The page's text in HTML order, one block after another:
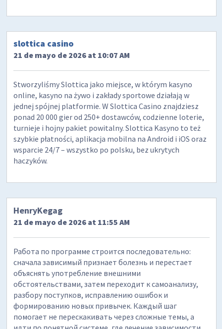
slottica casino
21 de mayo de 2026 at 10:07 AM
Stworzyliśmy Slottica jako miejsce, w którym kasyno
online, kasyno na żywo i zakłady sportowe działają w
jednej spójnej platformie. W Slottica Casino znajdziesz
ponad 20 000 gier od 250+ dostawców, codzienne loterie,
turnieje i hojny pakiet powitalny. Slottica Kasyno to też
szybkie płatności, aplikacja mobilna na Android i iOS oraz
wsparcie 24/7 – wszystko po polsku, bez ukrytych
haczyków.
HenryKegag
21 de mayo de 2026 at 11:55 AM
Работа по программе строится последовательно:
сначала зависимый признает болезнь и перестает
объяснять употребление внешними
обстоятельствами, затем переходит к самоанализу,
разбору поступков, исправлению ошибок и
формированию новых привычек. Каждый шаг
помогает не перескакивать через сложные темы, а